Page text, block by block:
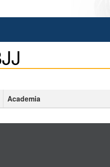
Academia